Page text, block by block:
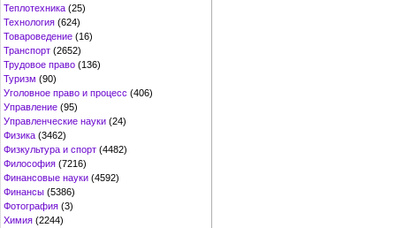
Теплотехника (25)
Технология (624)
Товароведение (16)
Транспорт (2652)
Трудовое право (136)
Туризм (90)
Уголовное право и процесс (406)
Управление (95)
Управленческие науки (24)
Физика (3462)
Физкультура и спорт (4482)
Философия (7216)
Финансовые науки (4592)
Финансы (5386)
Фотография (3)
Химия (2244)